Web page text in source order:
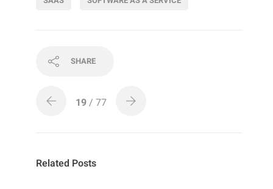
SHARE
19/ 77
Related Posts